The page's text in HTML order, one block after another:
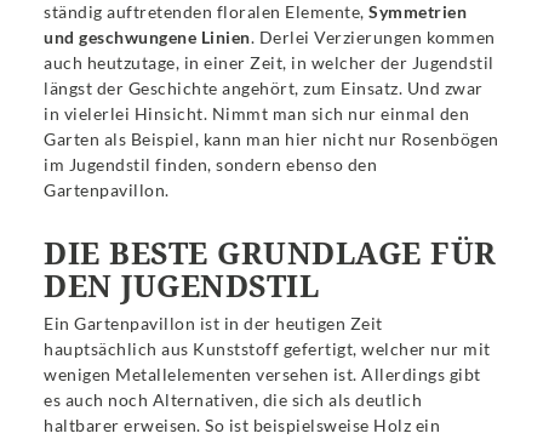
ständig auftretenden floralen Elemente, Symmetrien
und geschwungene Linien. Derlei Verzierungen kommen
auch heutzutage, in einer Zeit, in welcher der Jugendstil
längst der Geschichte angehört, zum Einsatz. Und zwar
in vielerlei Hinsicht. Nimmt man sich nur einmal den
Garten als Beispiel, kann man hier nicht nur Rosenbögen
im Jugendstil finden, sondern ebenso den
Gartenpavillon.
DIE BESTE GRUNDLAGE FÜR
DEN JUGENDSTIL
Ein Gartenpavillon ist in der heutigen Zeit
hauptsächlich aus Kunststoff gefertigt, welcher nur mit
wenigen Metallelementen versehen ist. Allerdings gibt
es auch noch Alternativen, die sich als deutlich
haltbarer erweisen. So ist beispielsweise Holz ein